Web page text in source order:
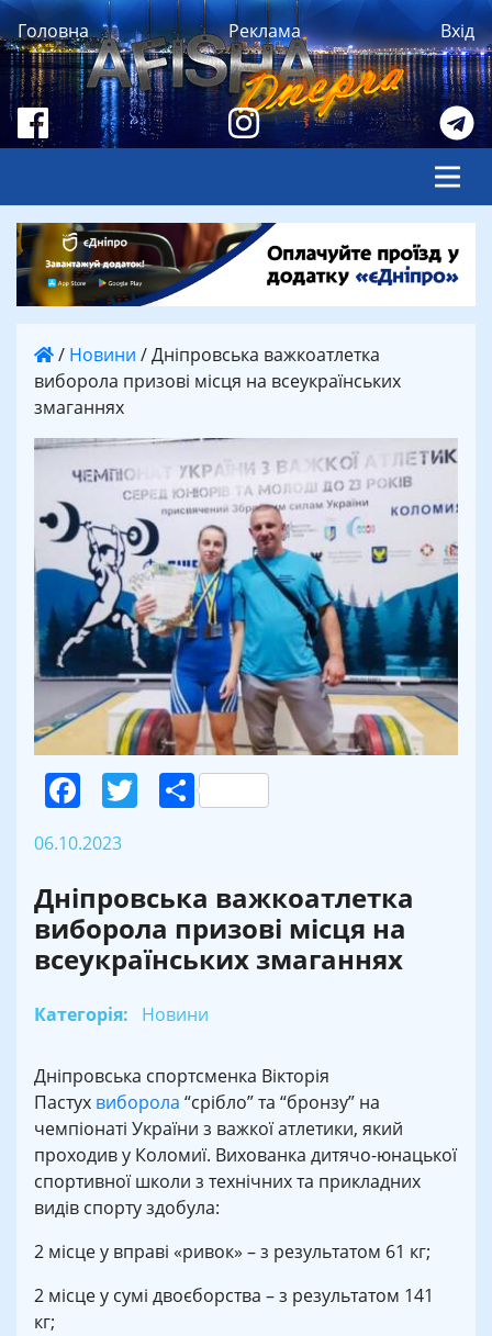
Головна Реклама Вхід
/ Новини /Дніпровська важкоатлетка
виборола призові місця на всеукраїнських
змаганнях
Facebook
Twitter
Поділитися
06.10.2023
Дніпровська важкоатлетка
виборола призові місця на
всеукраїнських змаганнях
Категорія: Новини
Дніпровська спортсменка Вікторія
Пастух виборола “срібло” та “бронзу” на
чемпіонаті України з важкої атлетики, який
проходив у Коломиї. Вихованка дитячо-юнацької
спортивної школи з технічних та прикладних
видів спорту здобула:
2 місце у вправі «ривок» – з результатом 61 кг;
2 місце у сумі двоєборства – з результатом 141
кг;